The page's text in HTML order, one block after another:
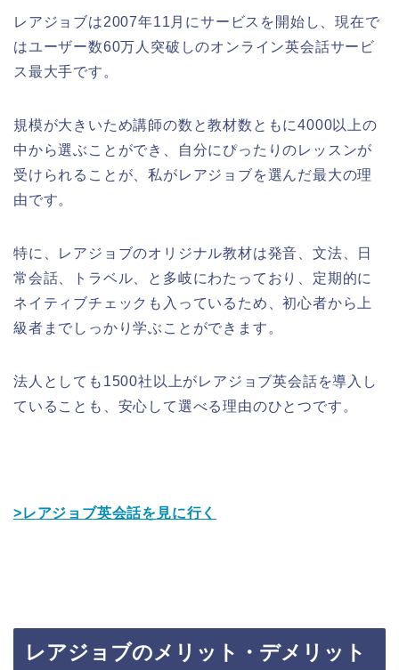
レアジョブは2007年11月にサービスを開始し、現在で
はユーザー数60万人突破しのオンライン英会話サービ
ス最大手です。
規模が大きいため講師の数と教材数ともに4000以上の
中から選ぶことができ、自分にぴったりのレッスンが
受けられることが、私がレアジョブを選んだ最大の理
由です。
特に、レアジョブのオリジナル教材は発音、文法、日
常会話、トラベル、と多岐にわたっており、定期的に
ネイティブチェックも入っているため、初心者から上
級者までしっかり学ぶことができます。
法人としても1500社以上がレアジョブ英会話を導入し
ていることも、安心して選べる理由のひとつです。
>レアジョブ英会話を見に行く
レアジョブのメリット・デメリット